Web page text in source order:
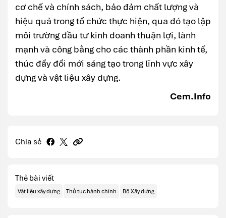
cơ chế và chính sách, bảo đảm chất lượng và
hiệu quả trong tổ chức thực hiện, qua đó tạo lập
môi trường đầu tư kinh doanh thuận lợi, lành
mạnh và công bằng cho các thành phần kinh tế,
thúc đẩy đổi mới sáng tạo trong lĩnh vực xây
dựng và vật liệu xây dựng.
Cem.Info
Chia sẻ
Thẻ bài viết
Vật liệu xây dựng Thủ tục hành chính Bộ Xây dựng